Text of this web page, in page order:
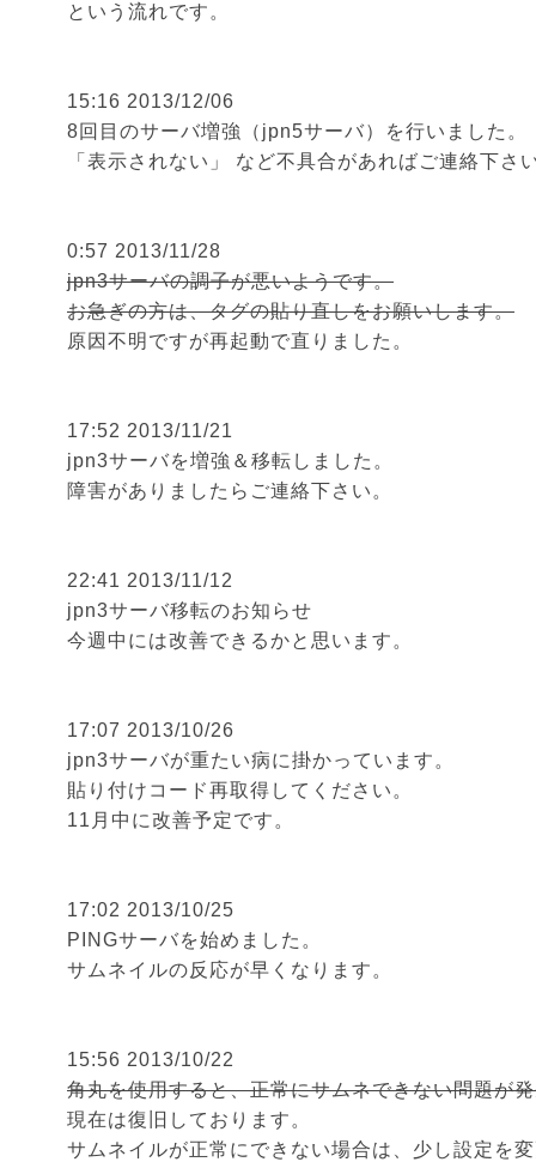
という流れです。
15:16 2013/12/06
8回目のサーバ増強（jpn5サーバ）を行いました。
「表示されない」 など不具合があればご連絡下さ
0:57 2013/11/28
jpn3サーバの調子が悪いようです。
お急ぎの方は、タグの貼り直しをお願いします。
原因不明ですが再起動で直りました。
17:52 2013/11/21
jpn3サーバを増強＆移転しました。
障害がありましたらご連絡下さい。
22:41 2013/11/12
jpn3サーバ移転のお知らせ
今週中には改善できるかと思います。
17:07 2013/10/26
jpn3サーバが重たい病に掛かっています。
貼り付けコード再取得してください。
11月中に改善予定です。
17:02 2013/10/25
PINGサーバを始めました。
サムネイルの反応が早くなります。
15:56 2013/10/22
角丸を使用すると、正常にサムネできない問題が
現在は復旧しております。
サムネイルが正常にできない場合は、少し設定を